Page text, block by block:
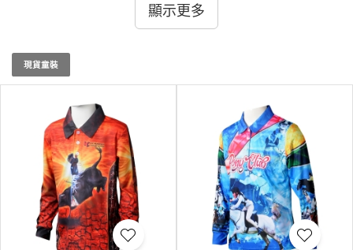
適感與保護。我們還支援個性化設計，無論是可愛的圖案還
是精緻的刺繡，都能讓您的訂製童裝充滿獨特魅力。選擇
讓您的孩子擁有最舒適的童裝！了解更多，請訪問我們的官
網。童裝最少訂購量 -MOQ: 10件起 ； 價格：HKD40 / 起,
顯示更多
現貨童裝